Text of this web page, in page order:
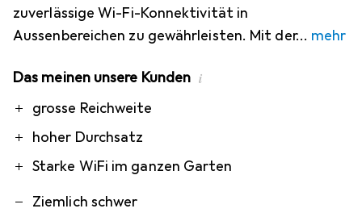
zuverlässige Wi-Fi-Konnektivität in
Aussenbereichen zu gewährleisten. Mit der
mehr
Das meinen unsere Kunden i
Progrosse Reichweite
hoher Durchsatz
Starke WiFi im ganzen Garten
Contra
Ziemlich schwer